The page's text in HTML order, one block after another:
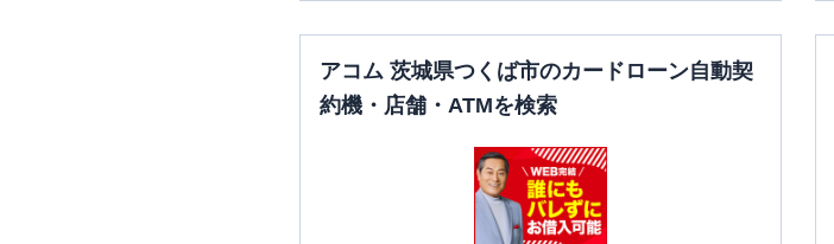
アコム 茨城県つくば市のカードローン自動契
約機・店舗・ATMを検索